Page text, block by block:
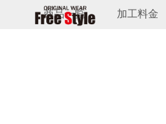
商品一覧 加工料金